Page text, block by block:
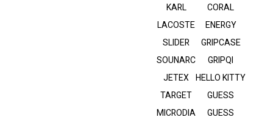
CORAL
ENERGY
GRIPCASE
GRIPQI
HELLO KITTY
GUESS
GUESS
KARL
LACOSTE
SLIDER
SOUNARC
JETEX
TARGET
MICRODIA